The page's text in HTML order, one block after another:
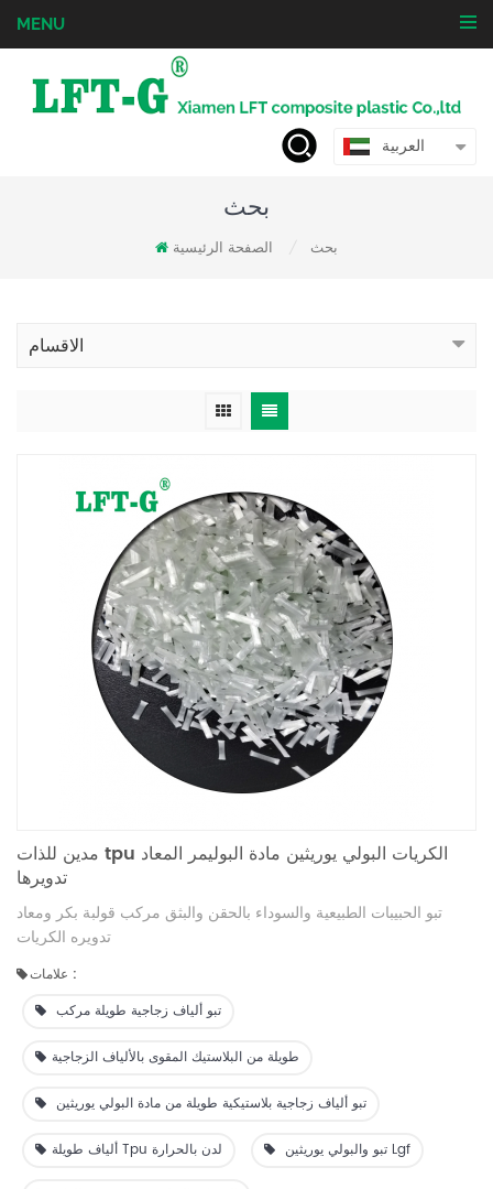
MENU
العربية
بحث
الصفحة الرئيسية بحث
الاقسام
مدين للذات tpu الكريات البولي يوريثين مادة البوليمر المعاد
تدويرها
تبو الحبيبات الطبيعية والسوداء بالحقن والبثق مركب قولبة بكر ومعاد
تدويره الكريات
علامات :
تبو ألياف زجاجية طويلة مركب
طويلة من البلاستيك المقوى بالألياف الزجاجية
تبو ألياف زجاجية بلاستيكية طويلة من مادة البولي يوريثين
ألياف طويلة Tpu لدن بالحرارة تبو والبولي يوريثين Lgf